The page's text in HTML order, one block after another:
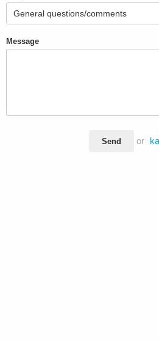
Message
Send or